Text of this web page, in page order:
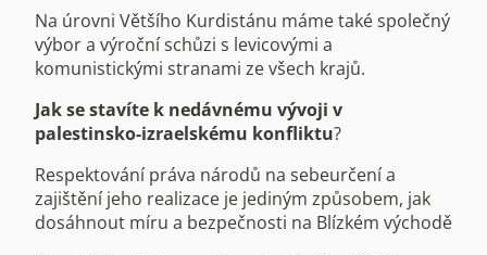
Na úrovni Většího Kurdistánu máme také společný
výbor a výroční schůzi s levicovými a
komunistickými stranami ze všech krajů.
Jak se stavíte k nedávnému vývoji v
palestinsko-izraelskému konfliktu?
Respektování práva národů na sebeurčení a
zajištění jeho realizace je jediným způsobem, jak
dosáhnout míru a bezpečnosti na Blízkém východě